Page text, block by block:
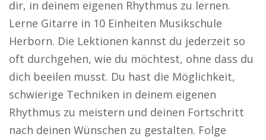
dir, in deinem eigenen Rhythmus zu lernen.
Lerne Gitarre in 10 Einheiten Musikschule
Herborn. Die Lektionen kannst du jederzeit so
oft durchgehen, wie du möchtest, ohne dass du
dich beeilen musst. Du hast die Möglichkeit,
schwierige Techniken in deinem eigenen
Rhythmus zu meistern und deinen Fortschritt
nach deinen Wünschen zu gestalten. Folge